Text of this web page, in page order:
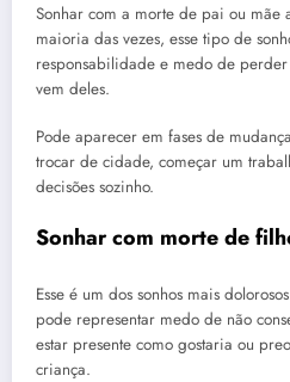
Sonhar com a morte de pai ou mãe
maioria das vezes, esse tipo de
responsabilidade e medo de
vem deles.
Pode aparecer em fases de
trocar de cidade, começar um
decisões sozinho.
Sonhar com morte de
Esse é um dos sonhos mais
pode representar medo de não
estar presente como gostaria ou
criança.